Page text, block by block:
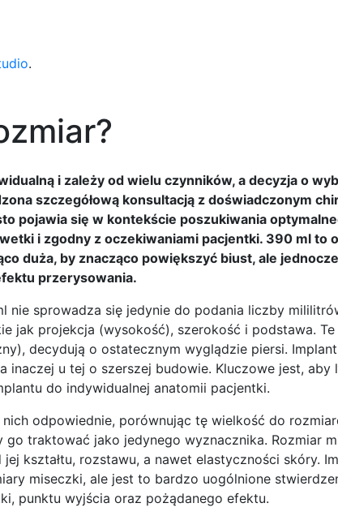
.
i zależy od wielu czynników, a decyzja o
szczegółową konsultacją z doświadczonym
pojawia się w kontekście poszukiwania
i zgodny z oczekiwaniami pacjentki. 390 ml to
duża, by znacząco powiększyć biust, ale
przerysowania.
nie sprowadza się jedynie do podania liczby
jak projekcja (wysokość), szerokość i podstawa. Te
decydują o ostatecznym wyglądzie piersi.
u tej o szerszej budowie. Kluczowe jest, aby
do indywidualnej anatomii pacjentki.
odpowiednie, porównując tę wielkość do
traktować jako jedynego wyznacznika. Rozmiar
kształtu, rozstawu, a nawet elastyczności skóry.
miseczki, ale jest to bardzo uogólnione
punktu wyjścia oraz pożądanego efektu.